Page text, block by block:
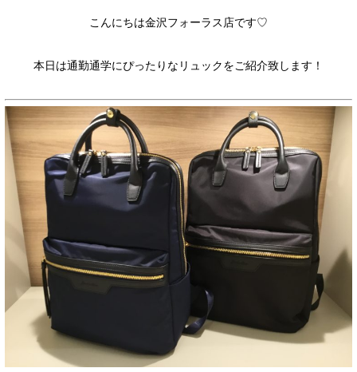
こんにちは金沢フォーラス店です♡
本日は通勤通学にぴったりなリュックをご紹介致します！